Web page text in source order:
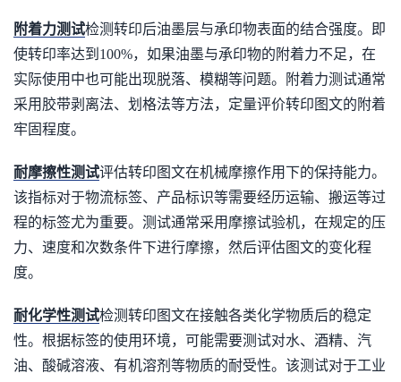
附着力测试检测转印后油墨层与承印物表面的结合强度。即
使转印率达到100%，如果油墨与承印物的附着力不足，在
实际使用中也可能出现脱落、模糊等问题。附着力测试通常
采用胶带剥离法、划格法等方法，定量评价转印图文的附着
牢固程度。
耐摩擦性测试评估转印图文在机械摩擦作用下的保持能力。
该指标对于物流标签、产品标识等需要经历运输、搬运等过
程的标签尤为重要。测试通常采用摩擦试验机，在规定的压
力、速度和次数条件下进行摩擦，然后评估图文的变化程
度。
耐化学性测试检测转印图文在接触各类化学物质后的稳定
性。根据标签的使用环境，可能需要测试对水、酒精、汽
油、酸碱溶液、有机溶剂等物质的耐受性。该测试对于工业